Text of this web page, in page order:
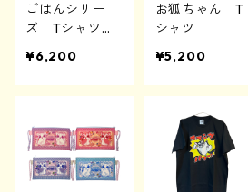
ごはんシリー
ズ Tシャツ
¥6,200
お狐ちゃん T
シャツ
¥5,200